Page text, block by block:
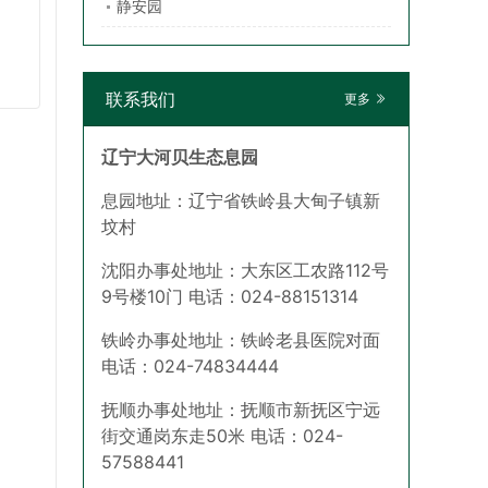
静安园
联系我们 更多
辽宁大河贝生态息园
息园地址：辽宁省铁岭县大甸子镇新
坟村
沈阳办事处地址：大东区工农路112号
9号楼10门 电话：024-88151314
铁岭办事处地址：铁岭老县医院对面
电话：024-74834444
抚顺办事处地址：抚顺市新抚区宁远
街交通岗东走50米 电话：024-
57588441